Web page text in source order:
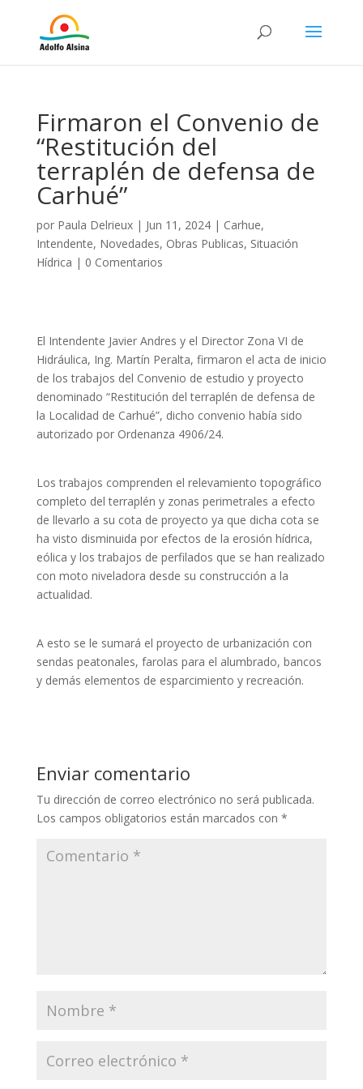
Firmaron el Convenio de
“Restitución del
terraplén de defensa de
Carhué”
por Paula Delrieux| Jun 11, 2024| Carhue,
Intendente, Novedades, Obras Publicas, Situación
Hídrica | 0 Comentarios
El Intendente Javier Andres y el Director Zona VI de
Hidráulica, Ing. Martín Peralta, firmaron el acta de inicio
de los trabajos del Convenio de estudio y proyecto
denominado “Restitución del terraplén de defensa de
la Localidad de Carhué”, dicho convenio había sido
autorizado por Ordenanza 4906/24.
Los trabajos comprenden el relevamiento topográfico
completo del terraplén y zonas perimetrales a efecto
de llevarlo a su cota de proyecto ya que dicha cota se
ha visto disminuida por efectos de la erosión hídrica,
eólica y los trabajos de perfilados que se han realizado
con moto niveladora desde su construcción a la
actualidad.
A esto se le sumará el proyecto de urbanización con
sendas peatonales, farolas para el alumbrado, bancos
y demás elementos de esparcimiento y recreación.
Enviar comentario
Tu dirección de correo electrónico no será publicada.
Los campos obligatorios están marcados con *